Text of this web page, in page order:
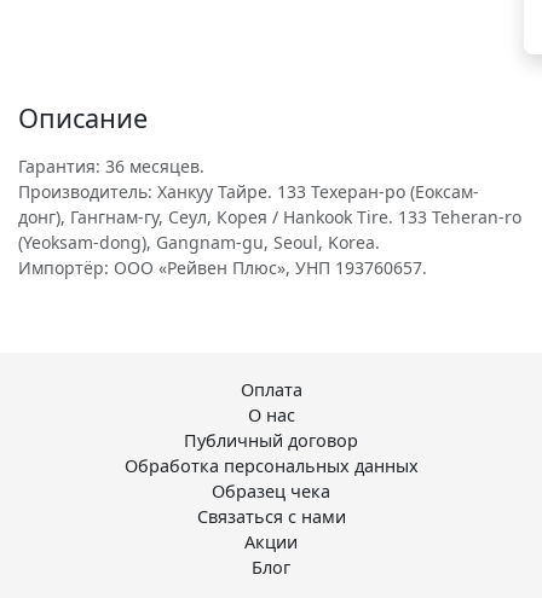
Описание
Гарантия: 36 месяцев.
Производитель: Ханкуу Тайре. 133 Техеран-ро (Еоксам-
донг), Гангнам-гу, Сеул, Корея / Hankook Tire. 133 Teheran-ro
(Yeoksam-dong), Gangnam-gu, Seoul, Korea.
Импортёр: ООО «Рейвен Плюс», УНП 193760657.
Оплата
О нас
Публичный договор
Обработка персональных данных
Образец чека
Связаться с нами
Акции
Блог